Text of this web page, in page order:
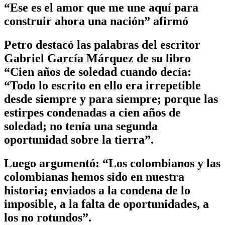
“Ese es el amor que me une aquí para
construir ahora una nación” afirmó
Petro destacó las palabras del escritor
Gabriel García Márquez de su libro
“Cien años de soledad cuando decía:
“Todo lo escrito en ello era irrepetible
desde siempre y para siempre; porque las
estirpes condenadas a cien años de
soledad; no tenía una segunda
oportunidad sobre la tierra”.
Luego argumentó: “Los colombianos y las
colombianas hemos sido en nuestra
historia; enviados a la condena de lo
imposible, a la falta de oportunidades, a
los no rotundos”.